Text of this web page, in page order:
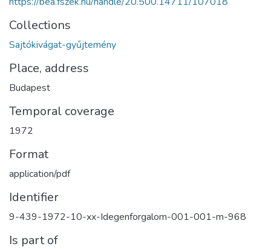
Collections
Sajtókivágat-gyűjtemény
Place, address
Budapest
Temporal coverage
1972
Format
application/pdf
Identifier
9-439-1972-10-xx-Idegenforgalom-001-001-m-968
Is part of